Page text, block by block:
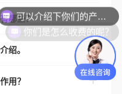
哪些？
绍。
用？
可以介绍下你们的产品么？
你们是怎么收费的呢？